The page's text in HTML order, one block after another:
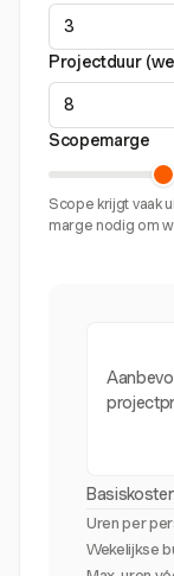
Projectduur
Scopemarge
Scope krijgt vaak
marge nodig om
Uren per
Wekelijkse